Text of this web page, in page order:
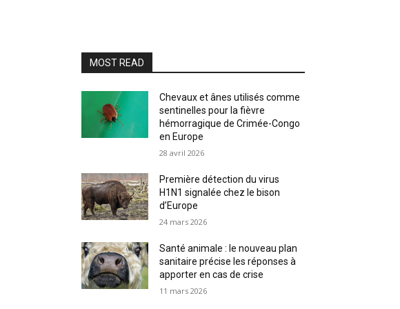
MOST READ
Chevaux et ânes utilisés comme
sentinelles pour la fièvre
hémorragique de Crimée-Congo
en Europe
28 avril 2026
Première détection du virus
H1N1 signalée chez le bison
d’Europe
24 mars 2026
Santé animale : le nouveau plan
sanitaire précise les réponses à
apporter en cas de crise
11 mars 2026